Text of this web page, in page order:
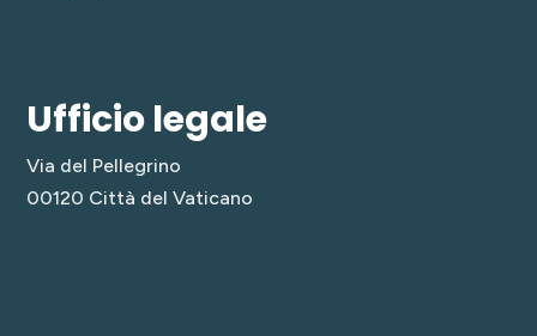
Ufficio legale
Via del Pellegrino
00120 Città del Vaticano